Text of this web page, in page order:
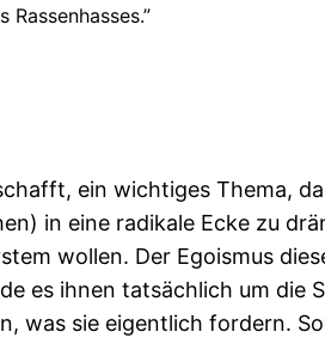
Rassenhasses.”
ein wichtiges Thema,
in eine radikale Ecke zu
wollen. Der Egoismus
es ihnen tatsächlich um
was sie eigentlich fordern.